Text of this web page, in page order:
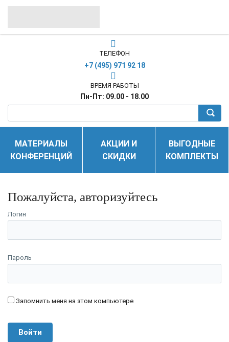
ТЕЛЕФОН
+7 (495) 971 92 18
ВРЕМЯ РАБОТЫ
Пн-Пт: 09.00 - 18.00
МАТЕРИАЛЫ
КОНФЕРЕНЦИЙ
АКЦИИ И
СКИДКИ
ВЫГОДНЫЕ
КОМПЛЕКТЫ
Пожалуйста, авторизуйтесь
Логин
Пароль
Запомнить меня на этом компьютере